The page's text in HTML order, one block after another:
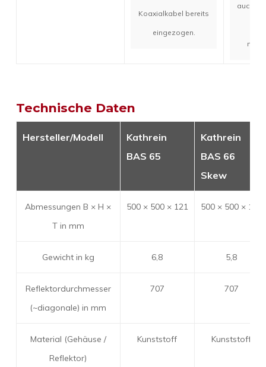
Koaxialkabel bereits
eingezogen.
auch
Technische Daten
Hersteller/Modell
Kathrein
BAS 65
Kathrein
BAS 66
Skew
Abmessungen B × H ×
T in mm
500 × 500 × 121 500 × 500 × 109
Gewicht in kg 6,8 5,8
Reflektordurchmesser
(~diagonale) in mm
707 707
Material (Gehäuse /
Reflektor)
Kunststoff Kunststoff